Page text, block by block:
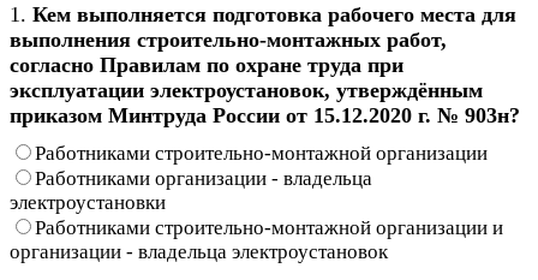
1. Кем выполняется подготовка рабочего места для
выполнения строительно-монтажных работ,
согласно Правилам по охране труда при
эксплуатации электроустановок, утверждённым
приказом Минтруда России от 15.12.2020 г. № 903н?
Работниками строительно-монтажной организации
Работниками организации - владельца
электроустановки
Работниками строительно-монтажной организации и
организации - владельца электроустановок